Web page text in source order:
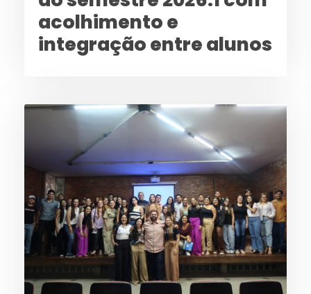
acolhimento e
integração entre alunos